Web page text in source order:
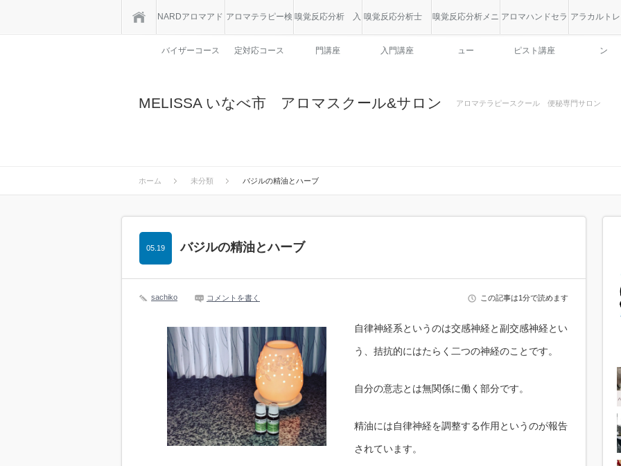
NARDアロマアド
バイザーコース
アロマテラピー検
定対応コース
嗅覚反応分析 入
門講座
嗅覚反応分析士
入門講座
嗅覚反応分析メニ
ュー
アロマハンドセラ
ピスト講座
アラカルト
ン
MELISSA いなべ市 アロマスクール&サロン アロマテラピースクール 便秘専門サロン
ホーム 未分類 バジルの精油とハーブ
バジルの精油とハーブ
05.19
sachiko コメントを書く この記事は1分で読めます
自律神経系というのは交感神経と副交感神経とい
う、拮抗的にはたらく二つの神経のことです。
自分の意志とは無関係に働く部分です。
精油には自律神経を調整する作用というのが報告
されています。